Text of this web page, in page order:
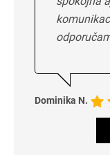
Dominika N.